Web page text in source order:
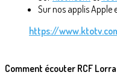
Sur nos applis Apple
https://
Comment écouter RCF